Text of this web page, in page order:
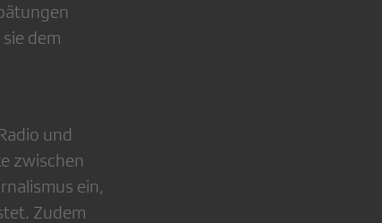
dem
und
zwischen
ein,
Zudem